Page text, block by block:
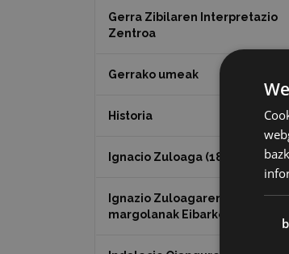
Gerra Zibilaren Interpretazio
Zentroa
Gerrako umeak
Historia
Ignacio Zuloaga (1870-2020)
Ignazio Zuloagaren
margolanak Eibarko dendetan